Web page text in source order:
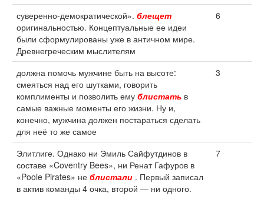
суверенно-демократической». блещет
оригинальностью. Концептуальные ее идеи
были сформулированы уже в античном мире.
Древнегреческим мыслителям
6
должна помочь мужчине быть на высоте:
смеяться над его шутками, говорить
комплименты и позволить ему блистать в
самые важные моменты его жизни. Ну и,
конечно, мужчина должен постараться сделать
для неё то же самое
3
Элитлиге. Однако ни Эмиль Сайфутдинов в
составе «Coventry Bees», ни Ренат Гафуров в
«Poole Pirates» не блистали . Первый записал
в актив команды 4 очка, второй — ни одного.
7